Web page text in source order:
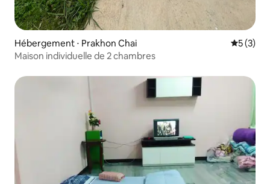
Hébergement ⋅ Prakhon Chai
5 (3)
Maison individuelle de 2 chambres